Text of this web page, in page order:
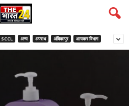
SCCL अन्य अपराध अंबिकापुर आयकर विभाग